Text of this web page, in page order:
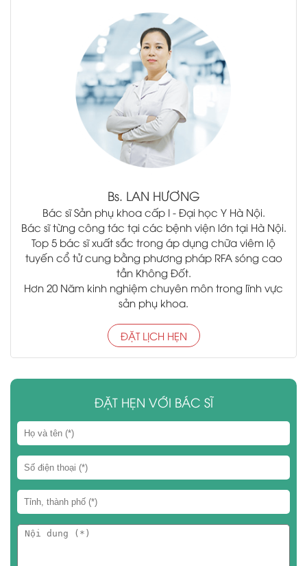
Bs. LAN HƯƠNG
Bác sĩ Sản phụ khoa cấp I - Đại học Y Hà Nội.
Bác sĩ từng công tác tại các bệnh viện lớn tại Hà Nội.
Top 5 bác sĩ xuất sắc trong áp dụng chữa viêm lộ
tuyến cổ tử cung bằng phương pháp RFA sóng cao
tần Không Đốt.
Hơn 20 Năm kinh nghiệm chuyên môn trong lĩnh vực
sản phụ khoa.
ĐẶT LỊCH HẸN
ĐẶT HẸN VỚI BÁC SĨ